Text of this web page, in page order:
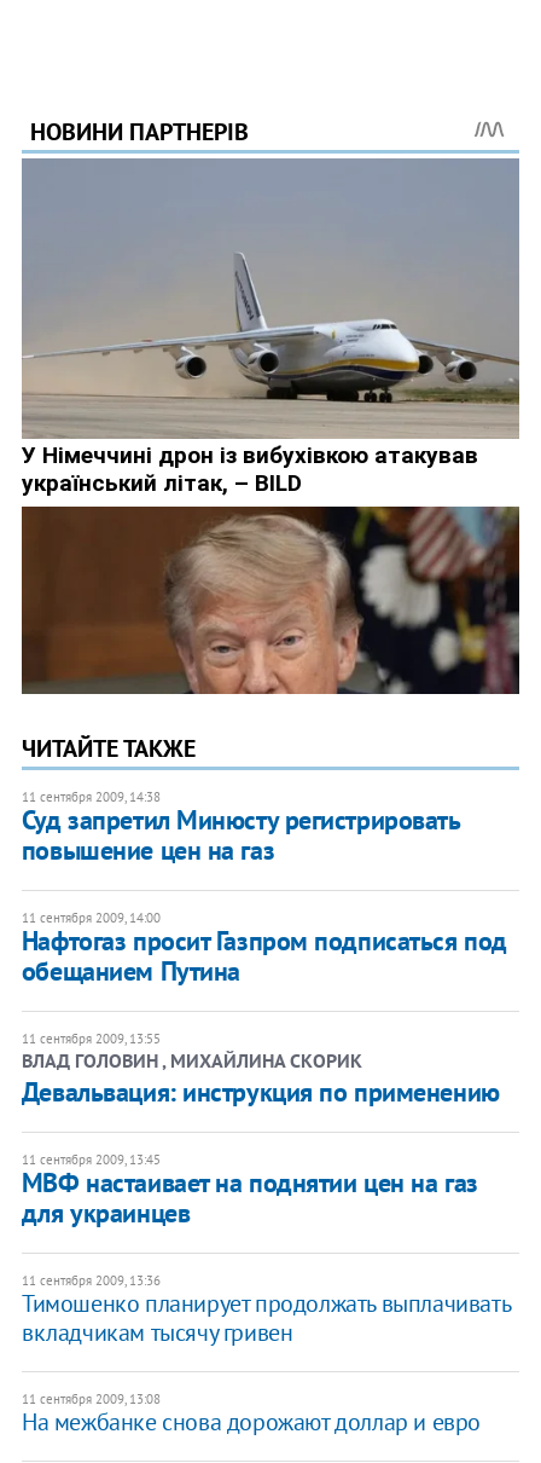
ЧИТАЙТЕ ТАКЖЕ
11 сентября 2009, 14:38
Суд запретил Минюсту регистрировать
повышение цен на газ
11 сентября 2009, 14:00
Нафтогаз просит Газпром подписаться под
обещанием Путина
11 сентября 2009, 13:55
ВЛАД ГОЛОВИН , МИХАЙЛИНА СКОРИК
Девальвация: инструкция по применению
11 сентября 2009, 13:45
МВФ настаивает на поднятии цен на газ
для украинцев
11 сентября 2009, 13:36
Тимошенко планирует продолжать выплачивать
вкладчикам тысячу гривен
11 сентября 2009, 13:08
На межбанке снова дорожают доллар и евро